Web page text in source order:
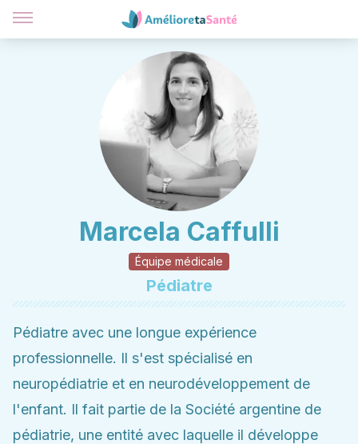
Marcela Caffulli
Équipe médicale
Pédiatre
Pédiatre avec une longue expérience
professionnelle. Il s'est spécialisé en
neuropédiatrie et en neurodéveloppement de
l'enfant. Il fait partie de la Société argentine de
pédiatrie, une entité avec laquelle il développe